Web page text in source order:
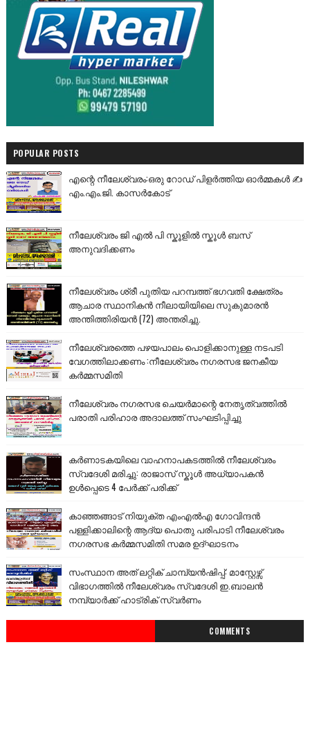
POPULAR POSTS
എന്റെ നീലേശ്വരം:ഒരു റോഡ് പിളർത്തിയ ഓർമ്മകൾ ✍️
എം.എം.ജി. കാസർകോട്
നീലേശ്വരം ജി എൽ പി സ്കൂളിൽ സ്കൂൾ ബസ്
അനുവദിക്കണം
നീലേശ്വരം ശ്രീ പുതിയ പറമ്പത്ത് ഭഗവതി ക്ഷേത്രം
ആചാര സ്ഥാനികൻ നീലായിയിലെ സുകുമാരൻ
അന്തിത്തിരിയൻ (72) അന്തരിച്ചു.
നീലേശ്വരത്തെ പഴയപാലം പൊളിക്കാനുള്ള നടപടി
വേഗത്തിലാക്കണം :നീലേശ്വരം നഗരസഭ ജനകീയ
കർമ്മസമിതി
നീലേശ്വരം നഗരസഭ ചെയർമാന്റെ നേതൃത്വത്തിൽ
പരാതി പരിഹാര അദാലത്ത് സംഘടിപ്പിച്ചു
കർണാടകയിലെ വാഹനാപകടത്തിൽ നീലേശ്വരം
സ്വദേശി മരിച്ചു: രാജാസ് സ്കൂൾ അധ്യാപകൻ
ഉൾപ്പെടെ 4 പേർക്ക് പരിക്ക്
കാഞ്ഞങ്ങാട് നിയുക്ത എംഎൽഎ ഗോവിന്ദൻ
പള്ളിക്കാലിന്റെ ആദ്യ പൊതു പരിപാടി നീലേശ്വരം
നഗരസഭ കർമ്മസമിതി സമര ഉദ്ഘാടനം
സംസ്ഥാന അത് ലറ്റിക് ചാമ്പ്യൻഷിപ്പ്: മാസ്റ്റേഴ്സ്
വിഭാഗത്തിൽ നീലേശ്വരം സ്വദേശി ഇ.ബാലൻ
നമ്പ്യാർക്ക് ഹാട്രിക് സ്വർണം
COMMENTS